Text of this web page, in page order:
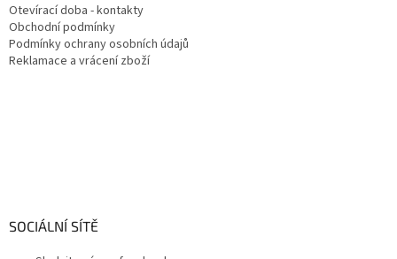
Otevírací doba - kontakty
Obchodní podmínky
Podmínky ochrany osobních údajů
Reklamace a vrácení zboží
SOCIÁLNÍ SÍTĚ